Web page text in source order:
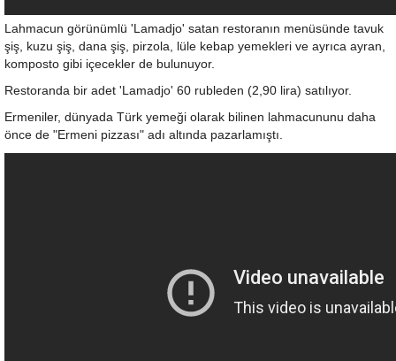
Lahmacun görünümlü 'Lamadjo' satan restoranın menüsünde tavuk
şiş, kuzu şiş, dana şiş, pirzola, lüle kebap yemekleri ve ayrıca ayran,
komposto gibi içecekler de bulunuyor.
Restoranda bir adet 'Lamadjo' 60 rubleden (2,90 lira) satılıyor.
Ermeniler, dünyada Türk yemeği olarak bilinen lahmacununu daha
önce de "Ermeni pizzası" adı altında pazarlamıştı.